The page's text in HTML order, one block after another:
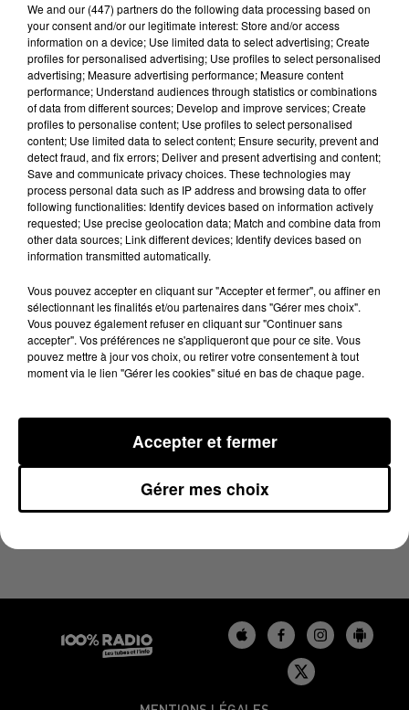
Lecture (4 min 12 sec)
100%
8 novembre 2024 - 4 min 12 sec
LES INFOS DU BÉARN DU 08/11/2024 À 08H30
We and our (447) partnersdo the following data processing based on
your consent and/or our legitimate interest: Store and/or access
information on a device; Use limited data to select advertising; Create
profiles for personalised advertising; Use profiles to select personalised
advertising; Measure advertising performance; Measure content
performance; Understand audiences through statistics or combinations
of data from different sources; Develop and improve services; Create
profiles to personalise content; Use profiles to select personalised
content; Use limited data to select content; Ensure security, prevent and
detect fraud, and fix errors; Deliver and present advertising and content;
Save and communicate privacy choices. These technologies may
process personal data such as IP address and browsing data to offer
following functionalities: Identify devices based on information actively
requested; Use precise geolocation data; Match and combine data from
other data sources; Link different devices; Identify devices based on
information transmitted automatically.
Vous pouvez accepter en cliquant sur "Accepter et fermer", ou affiner en
sélectionnant les finalités et/ou partenaires dans "Gérer mes choix".
Vous pouvez également refuser en cliquant sur "Continuer sans
accepter". Vos préférences ne s'appliqueront que pour ce site. Vous
pouvez mettre à jour vos choix, ou retirer votre consentement à tout
moment via le lien "Gérer les cookies" situé en bas de chaque page.
Gérer mes choix
Accepter et fermer